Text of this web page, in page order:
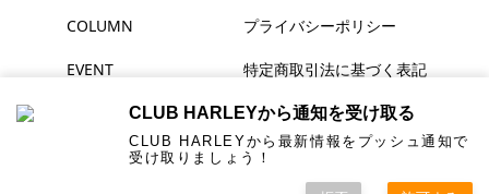
▶ YouTube
COLUMN
EVENT
MAGAZINE
プライバシーポリシー
特定商取引法に基づく表記
CLUB HARLEYから通知を受け取る
CLUB HARLEYから最新情報をプッシュ通知で
受け取りましょう！